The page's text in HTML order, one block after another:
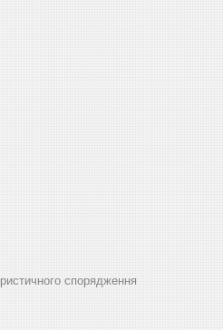
спорядження